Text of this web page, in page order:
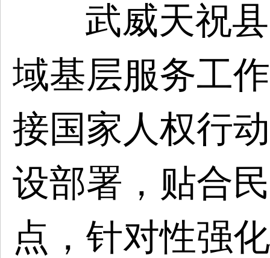
武威天祝
域基层服务工
接国家人权行
设部署，贴合
点，针对性强